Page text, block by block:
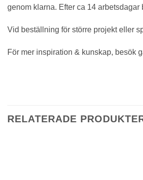
genom klarna. Efter ca 14
Vid beställning för större projekt eller
För mer inspiration & kunskap, besök
RELATERADE